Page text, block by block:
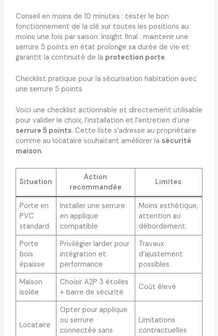
Conseil en moins de 10 minutes : tester le bon
fonctionnement de la clé sur toutes les positions au
moins une fois par saison. Insight final : maintenir une
serrure 5 points en état prolonge sa durée de vie et
garantit la continuité de la protection porte.
Checklist pratique pour la sécurisation habitation avec
une serrure 5 points
Voici une checklist actionnable et directement utilisable
pour valider le choix, l’installation et l’entretien d’une
serrure 5 points. Cette liste s’adresse au propriétaire
comme au locataire souhaitant améliorer la sécurité
maison.
Situation
Action
recommandée
Limites
Porte en
PVC
standard
Installer une serrure
en applique
compatible
Moins esthétique,
attention au
débordement
Porte
bois
épaisse
Privilégier larder pour
intégration et
performance
Travaux
d’ajustement
possibles
Maison
isolée
Choisir A2P 3 étoiles
+ barre de sécurité
Coût élevé
Locataire
Opter pour applique
ou serrure
connectée sans
Limitations
contractuelles